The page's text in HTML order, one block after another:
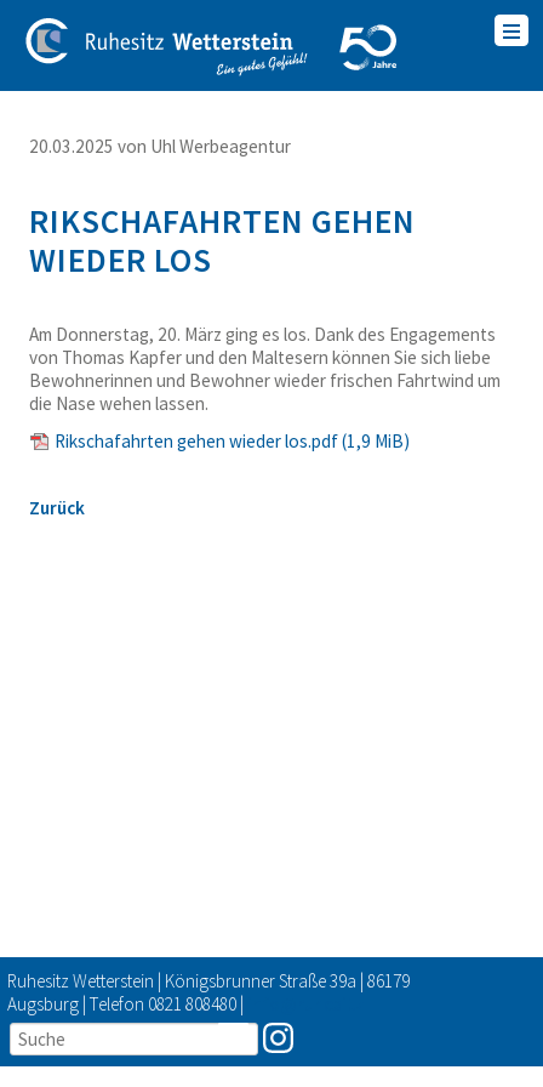
20.03.2025 von Uhl Werbeagentur
RIKSCHAFAHRTEN GEHEN
WIEDER LOS
Am Donnerstag, 20. März ging es los. Dank des Engagements
von Thomas Kapfer und den Maltesern können Sie sich liebe
Bewohnerinnen und Bewohner wieder frischen Fahrtwind um
die Nase wehen lassen.
Rikschafahrten gehen wieder los.pdf(1,9 MiB)
Zurück
Ruhesitz Wetterstein | Königsbrunner Straße 39a | 86179
Augsburg | Telefon 0821 808480 |
wetterstein.de